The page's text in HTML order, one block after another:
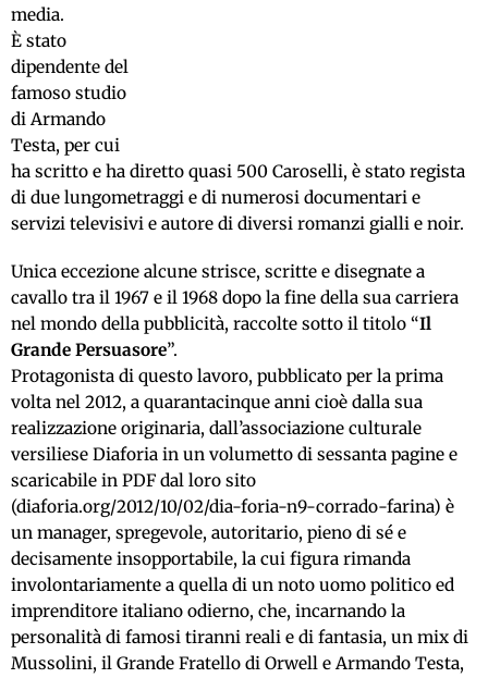
media.
È stato
dipendente del
famoso studio
di Armando
Testa, per cui
ha scritto e ha diretto quasi 500 Caroselli, è stato regista
di due lungometraggi e di numerosi documentari e
servizi televisivi e autore di diversi romanzi gialli e noir.
Unica eccezione alcune strisce, scritte e disegnate a
cavallo tra il 1967 e il 1968 dopo la fine della sua carriera
nel mondo della pubblicità, raccolte sotto il titolo “Il
Grande Persuasore”.
Protagonista di questo lavoro, pubblicato per la prima
volta nel 2012, a quarantacinque anni cioè dalla sua
realizzazione originaria, dall’associazione culturale
versiliese Diaforia in un volumetto di sessanta pagine e
scaricabile in PDF dal loro sito
(diaforia.org/2012/10/02/dia-foria-n9-corrado-farina) è
un manager, spregevole, autoritario, pieno di sé e
decisamente insopportabile, la cui figura rimanda
involontariamente a quella di un noto uomo politico ed
imprenditore italiano odierno, che, incarnando la
personalità di famosi tiranni reali e di fantasia, un mix di
Mussolini, il Grande Fratello di Orwell e Armando Testa,